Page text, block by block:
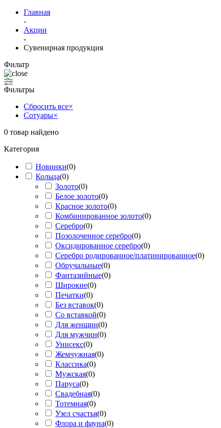
Главная
-
Акции
-
Сувенирная продукция
Фильтр
Фильтры
Сбросить все×
Сотуары×
0 товар найдено
Категория
Новинки(0)
Кольца(0)
Золото(0)
Белое золото(0)
Красное золото(0)
Комбинированное золото(0)
Серебро(0)
Позолоченное серебро(0)
Оксидированное серебро(0)
Серебро родированное/платинированное(0)
Обручальные(0)
Фантазийные(0)
Широкие(0)
Печатки(0)
Без вставок(0)
Со вставкой(0)
Для женщин(0)
Для мужчин(0)
Унисекс(0)
Жемчужная(0)
Классика(0)
Мужская(0)
Паруса(0)
Свадебная(0)
Тотемная(0)
Узел счастья(0)
Флора и фауна(0)